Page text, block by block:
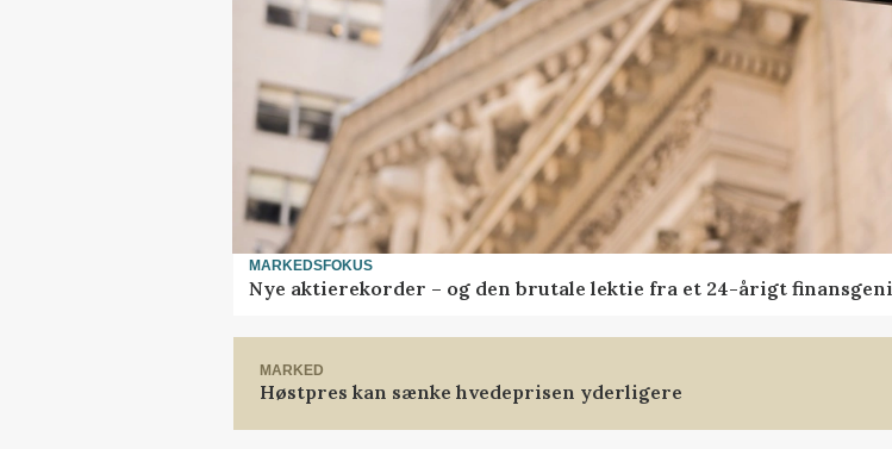
MARKEDSFOKUS
Nye aktierekorder – og den brutale lektie fra et 24-årigt finansgeni
MARKED
Høstpres kan sænke hvedeprisen yderligere